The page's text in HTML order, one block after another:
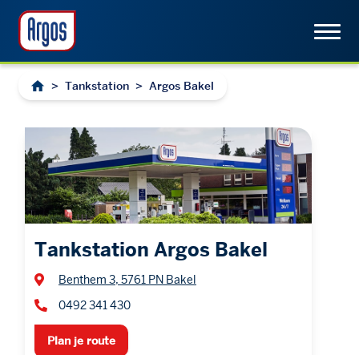
> Tankstation > Argos Bakel
Tankstation Argos Bakel
Benthem 3, 5761 PN Bakel
0492 341 430
Plan je route